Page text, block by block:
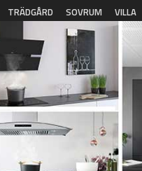
TRÄDGÅRD SOVRUM VILLA